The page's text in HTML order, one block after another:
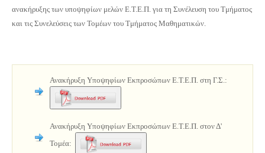
ανακήρυξης των υποψηφίων μελών Ε.T.E.Π. για τη Συνέλευση του Τμήματος
και τις Συνελεύσεις των Τομέων του Τμήματος Μαθηματικών.
Ανακήρυξη Υποψηφίων Εκπροσώπων Ε.T.E.Π. στη Γ.Σ.:
Ανακήρυξη Υποψηφίων Εκπροσώπων Ε.T.E.Π. στον Δ'
Τομέα: